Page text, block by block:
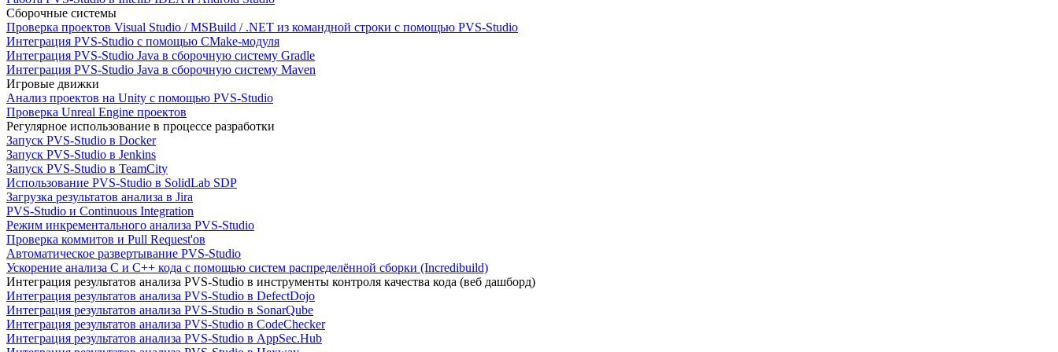
Сборочные системы
Проверка проектов Visual Studio / MSBuild / .NET из командной строки с помощью PVS-Studio
Интеграция PVS-Studio с помощью CMake-модуля
Интеграция PVS-Studio Java в сборочную систему Gradle
Интеграция PVS-Studio Java в сборочную систему Maven
Игровые движки
Анализ проектов на Unity с помощью PVS-Studio
Проверка Unreal Engine проектов
Регулярное использование в процессе разработки
Запуск PVS-Studio в Docker
Запуск PVS-Studio в Jenkins
Запуск PVS-Studio в TeamCity
Использование PVS-Studio в SolidLab SDP
Загрузка результатов анализа в Jira
PVS-Studio и Continuous Integration
Режим инкрементального анализа PVS-Studio
Проверка коммитов и Pull Request'ов
Автоматическое развертывание PVS-Studio
Ускорение анализа C и C++ кода с помощью систем распределённой сборки (Incredibuild)
Интеграция результатов анализа PVS-Studio в инструменты контроля качества кода (веб дашборд)
Интеграция результатов анализа PVS-Studio в DefectDojo
Интеграция результатов анализа PVS-Studio в SonarQube
Интеграция результатов анализа PVS-Studio в CodeChecker
Интеграция результатов анализа PVS-Studio в AppSec.Hub